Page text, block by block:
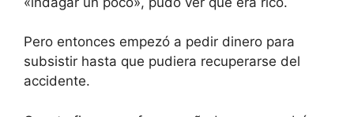
Pero entonces empezó a pedir dinero para
subsistir hasta que pudiera recuperarse del
accidente.